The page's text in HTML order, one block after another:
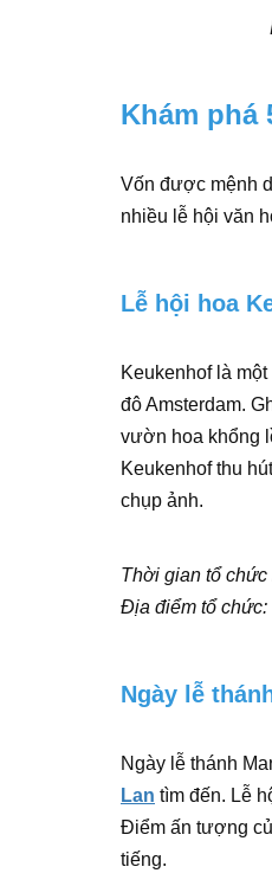
Khám phá
Vốn được mệnh
nhiều lễ hội văn
Lễ hội hoa
Keukenhof là
đô Amsterdam.
vườn hoa khổng
Keukenhof thu
chụp ảnh.
Thời gian tổ
Địa điểm tổ chức:
Ngày lễ
Ngày lễ thánh
Lan tìm đến. Lễ
Điểm ấn tượng
tiếng.